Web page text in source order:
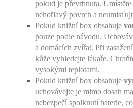
pokud je převrhnuta.
nehořlavý povrch a
Pokud knižní box obsahuje
pouze podle návodu.
a domácích zvířat. Při
kůže vyhledejte lékaře.
vysokými teplotami.
Pokud knižní box obsahuje
uchovávejte je mimo dosah
nebezpečí spolknutí baterie,